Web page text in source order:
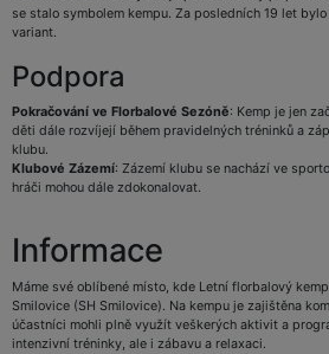
se stalo symbolem kempu. Za posledních 19 let
variant.
Podpora
Pokračování ve Florbalové Sezóně: Kemp je jen
děti dále rozvíjejí během pravidelných tréninků a
klubu.
Klubové Zázemí: Zázemí klubu se nachází ve
hráči mohou dále zdokonalovat.
Informace
Máme své oblíbené místo, kde Letní florbalový
Smilovice (SH Smilovice). Na kempu je zajištěna
účastníci mohli plně využít veškerých aktivit a
intenzivní tréninky, ale i zábavu a relaxaci.